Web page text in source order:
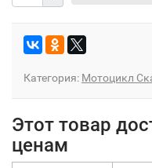
Категория: Мотоцикл
Этот товар
ценам